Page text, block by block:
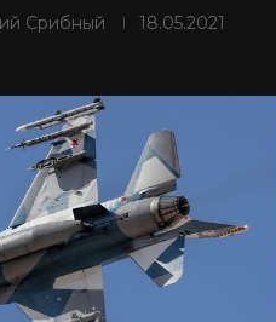
Срибный 18.05.2021